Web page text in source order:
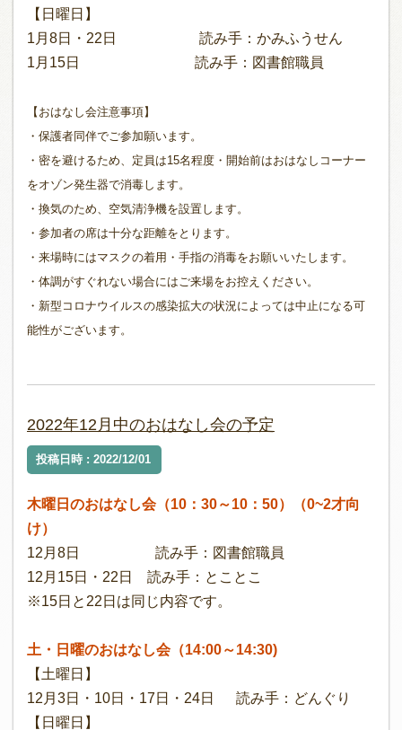
【日曜日】
1月8日・22日 読み手：かみふうせん
1月15日 読み手：図書館職員
【おはなし会注意事項】
・保護者同伴でご参加願います。
・密を避けるため、定員は15名程度 ・開始前はおはなしコーナー
をオゾン発生器で消毒します。
・換気のため、空気清浄機を設置します。
・参加者の席は十分な距離をとります。
・来場時にはマスクの着用・手指の消毒をお願いいたします。
・体調がすぐれない場合にはご来場をお控えください。
・新型コロナウイルスの感染拡大の状況によっては中止になる可
能性がございます。
2022年12月中のおはなし会の予定
投稿日時 : 2022/12/01
木曜日のおはなし会（10：30～10：50）（0~2才向
け）
12月8日 読み手：図書館職員
12月15日・22日 読み手：とことこ
※15日と22日は同じ内容です。
土・日曜のおはなし会（14:00～14:30)
【土曜日】
12月3日・10日・17日・24日 読み手：どんぐり
【日曜日】